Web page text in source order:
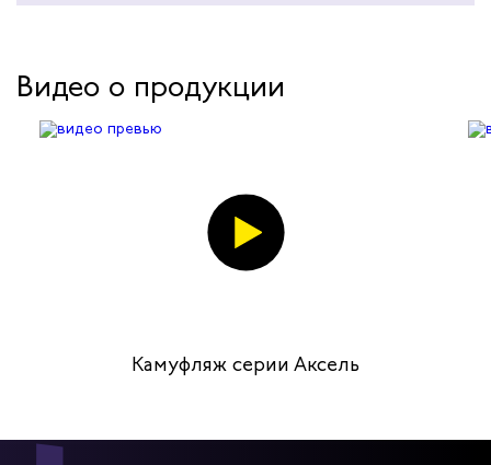
Видео о продукции
Камуфляж серии Аксель